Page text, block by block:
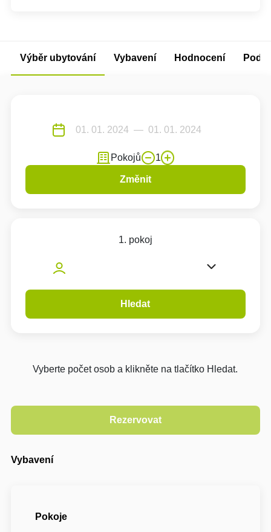
Výběr ubytování Vybavení Hodnocení
Pokojů 1
Změnit
1. pokoj
Hledat
Vyberte počet osob a klikněte na tlačítko Hledat.
Vybavení
Pokoje